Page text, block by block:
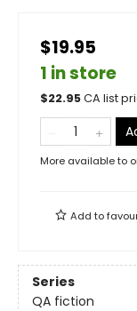
$19.95
1 in store
$22.95CA list
More available to
Add to
Series
QA fiction